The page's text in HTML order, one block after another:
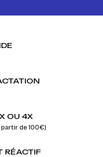
OU 4X
partir de 100€)
RÉACTIF